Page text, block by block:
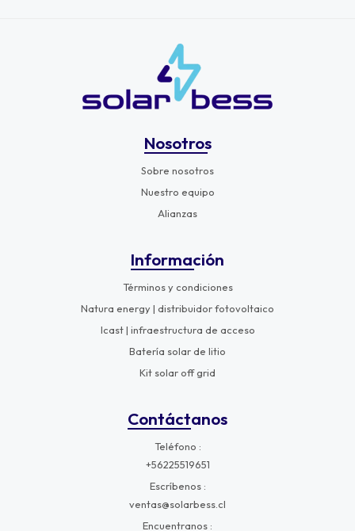
Nosotros
Sobre nosotros
Nuestro equipo
Alianzas
Información
Términos y condiciones
Natura energy | distribuidor fotovoltaico
Icast | infraestructura de acceso
Batería solar de litio
Kit solar off grid
Contáctanos
Teléfono
+56225519651
Escríbenos
ventas@solarbess.cl
Encuentranos